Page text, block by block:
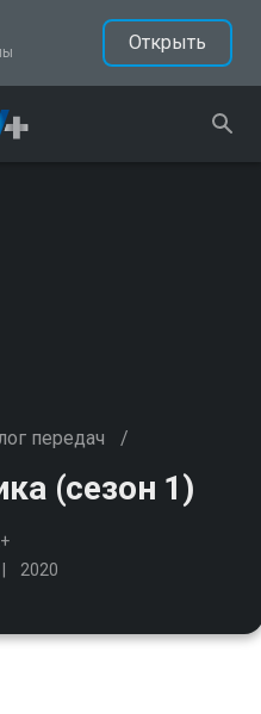
Открыть
передач /
(сезон 1)
2020